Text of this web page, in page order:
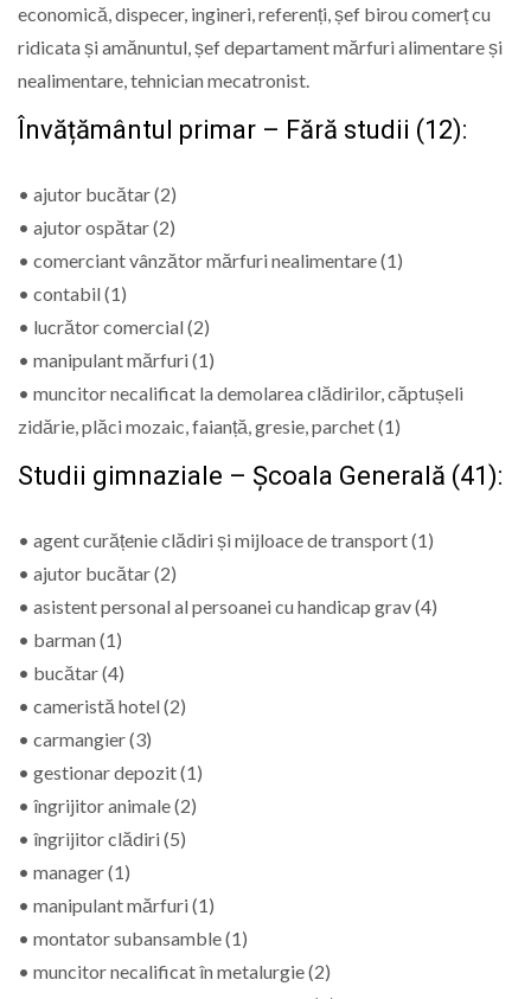
economică, dispecer, ingineri, referenți, șef birou comerț cu
ridicata și amănuntul, șef departament mărfuri alimentare și
nealimentare, tehnician mecatronist.
Învățământul primar – Fără studii (12):
• ajutor bucătar (2)
• ajutor ospătar (2)
• comerciant vânzător mărfuri nealimentare (1)
• contabil (1)
• lucrător comercial (2)
• manipulant mărfuri (1)
• muncitor necalificat la demolarea clădirilor, căptușeli
zidărie, plăci mozaic, faianță, gresie, parchet (1)
Studii gimnaziale – Școala Generală (41):
• agent curățenie clădiri și mijloace de transport (1)
• ajutor bucătar (2)
• asistent personal al persoanei cu handicap grav (4)
• barman (1)
• bucătar (4)
• cameristă hotel (2)
• carmangier (3)
• gestionar depozit (1)
• îngrijitor animale (2)
• îngrijitor clădiri (5)
• manager (1)
• manipulant mărfuri (1)
• montator subansamble (1)
• muncitor necalificat în metalurgie (2)